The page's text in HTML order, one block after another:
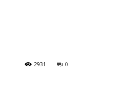
0
2931